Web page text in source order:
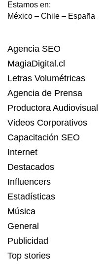
Estamos en:
México – Chile – España
Agencia SEO
MagiaDigital.cl
Letras Volumétricas
Agencia de Prensa
Productora Audiovisual
Videos Corporativos
Capacitación SEO
Internet
Destacados
Influencers
Estadísticas
Música
General
Publicidad
Top stories